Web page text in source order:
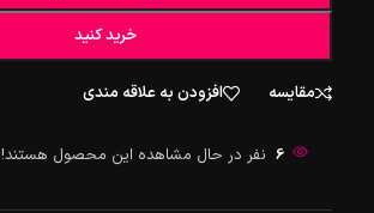
خرید کنید
مقایسه افزودن به علاقه مندی
6 نفر در حال مشاهده این محصول هستند!